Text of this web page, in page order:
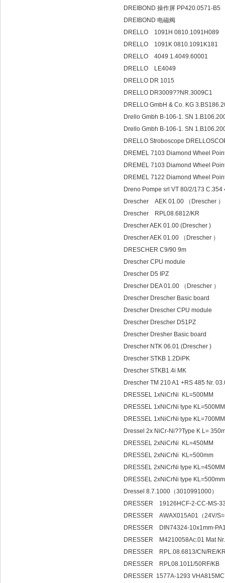
DREIBOND 操作屏 PP420.0571-B5
DREIBOND 电磁阀
DRELLO 1091H 0810.1091H089
DRELLO 1091K 0810.1091K181
DRELLO 4049 1.4049.60001
DRELLO LE4049
DRELLO DR 1015
DRELLO
DRELLO GmbH & Co. KG
Drello Gmbh B-106-1. SN
Drello Gmbh B-106-1. SN
DRELLO Stroboscope
DREMEL 7103 Diamond Wheel
DREMEL 7103 Diamond Wheel
DREMEL 7122 Diamond Wheel
Dreno Pompe srl VT 80/2/173
Drescher AEK
Drescher RPL08.6812/KR
Drescher AEK 01.00 (Drescher )
Drescher AEK 01.00 （Drescher ）
DRESCHER C9/90 9m
Drescher CPU module
Drescher D5 IPZ
Drescher DEA 01.00 （Drescher ）
Drescher Drescher Basic board
Drescher Drescher CPU module
Drescher Drescher D51PZ
Drescher Dresher Basic board
Drescher NTK 06.01 (Drescher )
Drescher STKB 1.2DiPK
Drescher STKB1.4i MK
Drescher TM 210 A1 +RS 485 Nr.
DRESSEL 1xNiCrNi KL=500MM
DRESSEL 1xNiCrNi type
DRESSEL 1xNiCrNi type
Dressel 2x NiCr-Ni??Type K L=
DRESSEL 2xNiCrNi KL=450MM
DRESSEL 2xNiCrNi KL=500mm
DRESSEL 2xNiCrNi type
DRESSEL 2xNiCrNi type
Dressel 8.7.1000（3010991000）
DRESSER 19126HCF-2-CC-MS-
DRESSER AWAX015A01（24V/
DRESSER DIN74324-10x1mm-
DRESSER M4210058Ac.01 Mat
DRESSER RPL.08.6813/CN/RE/
DRESSER RPL08.1011/50RF/KB
DRESSER 1577A-1293